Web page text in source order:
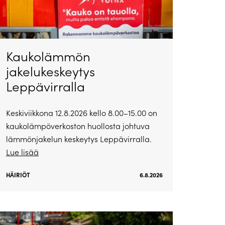
Kaukolämmön
jakelukeskeytys
Leppävirralla
Keskiviikkona 12.8.2026 kello 8.00–15.00 on
kaukolämpöverkoston huollosta johtuva
lämmönjakelun keskeytys Leppävirralla.
Lue lisää
HÄIRIÖT 6.8.2026